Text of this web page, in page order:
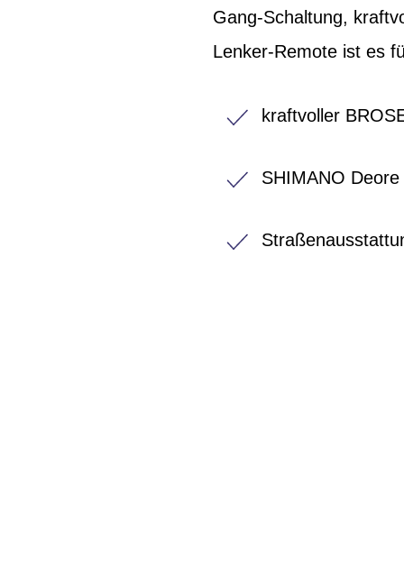
Gang-Schaltung,
Lenker-Remote ist es
kraftvoller
SHIMANO